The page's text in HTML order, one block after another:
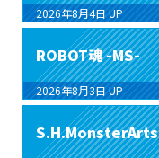
2026年8月4日 UP
ROBOT魂 -MS-
2026年8月3日 UP
S.H.MonsterArts